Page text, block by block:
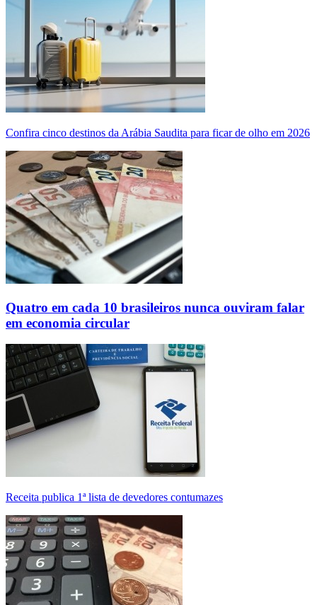
Confira cinco destinos da Arábia Saudita para ficar de olho em 2026
Quatro em cada 10 brasileiros nunca ouviram falar
em economia circular
Receita publica 1ª lista de devedores contumazes